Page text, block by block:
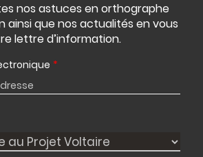
nos astuces en orthographe
ainsi que nos actualités en vous
lettre d’information.
*